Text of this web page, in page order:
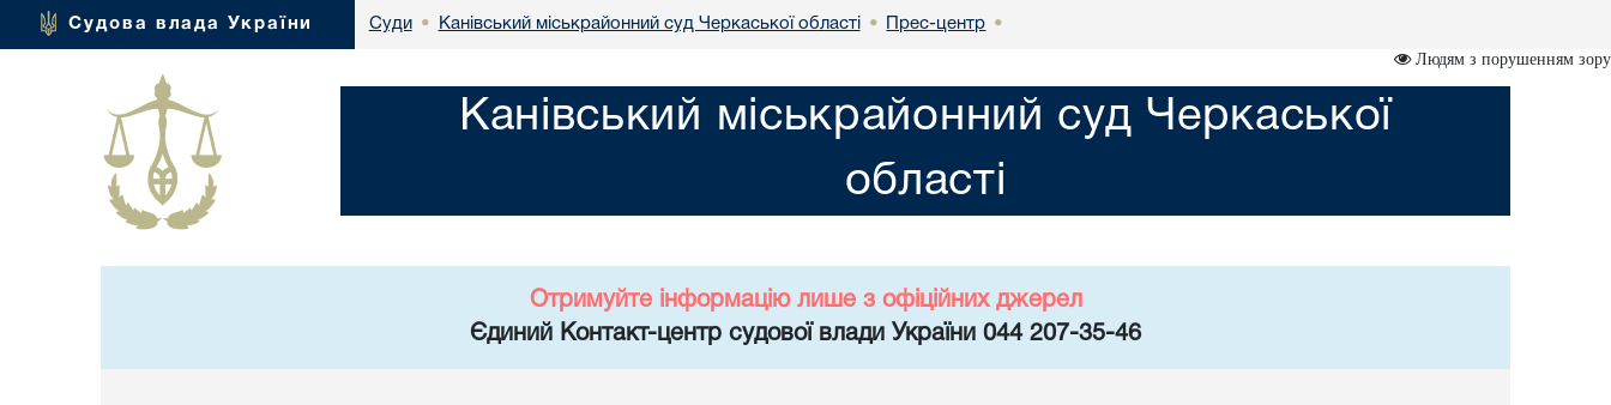
Судова влада України Суди • Канівський міськрайонний суд Черкаської області • Прес-центр •
Людям з порушенням зору
Канівський міськрайонний суд Черкаської
області
Отримуйте інформацію лише з офіційних джерел
Єдиний Контакт-центр судової влади України 044 207-35-46